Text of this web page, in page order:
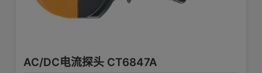
AC/DC电流探头 CT6847A